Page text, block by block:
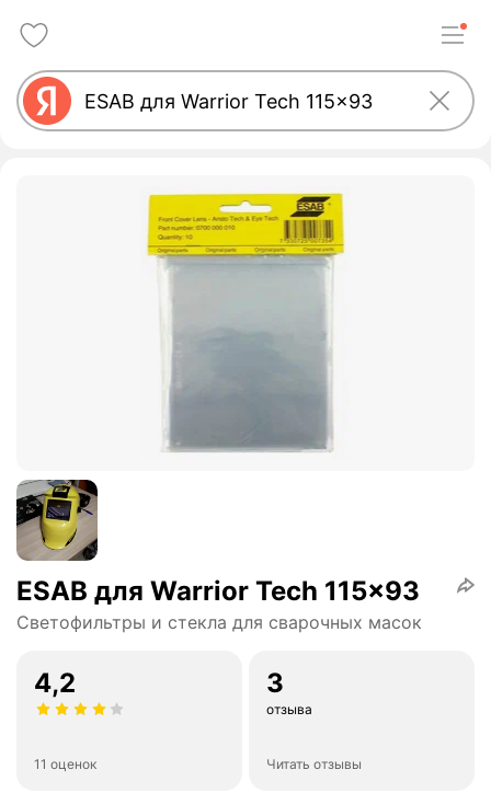
ESAB для Warrior Tech 115×93
Светофильтры и стекла для сварочных масок
4,2
11 оценок
3
отзыва
Читать отзывы